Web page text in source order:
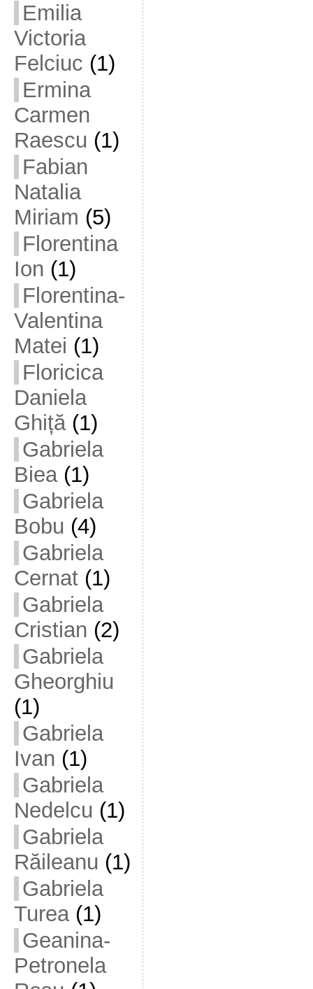
Emilia
Victoria
Felciuc (1)
Ermina
Carmen
Raescu (1)
Fabian
Natalia
Miriam (5)
Florentina
Ion (1)
Florentina-
Valentina
Matei (1)
Floricica
Daniela
Ghiță(1)
Gabriela
Biea(1)
Gabriela
Bobu (4)
Gabriela
Cernat(1)
Gabriela
Cristian (2)
Gabriela
Gheorghiu
(1)
Gabriela
Ivan (1)
Gabriela
Nedelcu (1)
Gabriela
Răileanu (1)
Gabriela
Turea(1)
Geanina-
Petronela